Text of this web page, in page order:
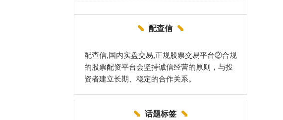
配查信
配查信,国内实盘交易,正规股票交易平台②合规
的股票配资平台会坚持诚信经营的原则，与投
资者建立长期、稳定的合作关系。
话题标签